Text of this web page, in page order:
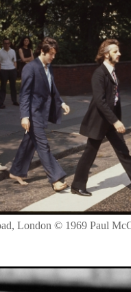
London © 1969 Paul